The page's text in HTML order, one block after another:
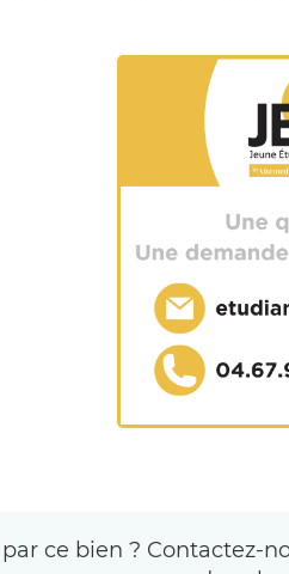
ce bien ? Contactez-